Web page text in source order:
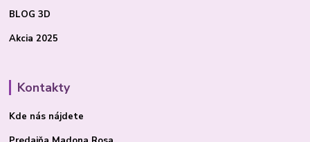
BLOG 3D
Akcia 2025
Kontakty
Kde nás nájdete